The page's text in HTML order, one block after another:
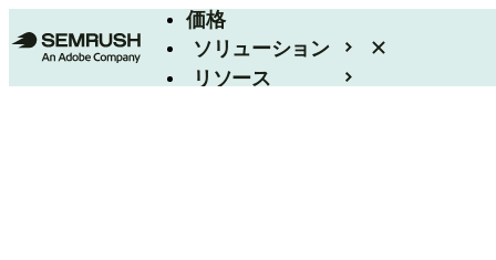
価格
ソリューション
リソース